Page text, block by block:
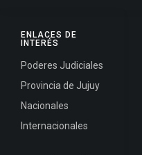
ENLACES DE
INTERÉS
Poderes Judiciales
Provincia de Jujuy
Nacionales
Internacionales